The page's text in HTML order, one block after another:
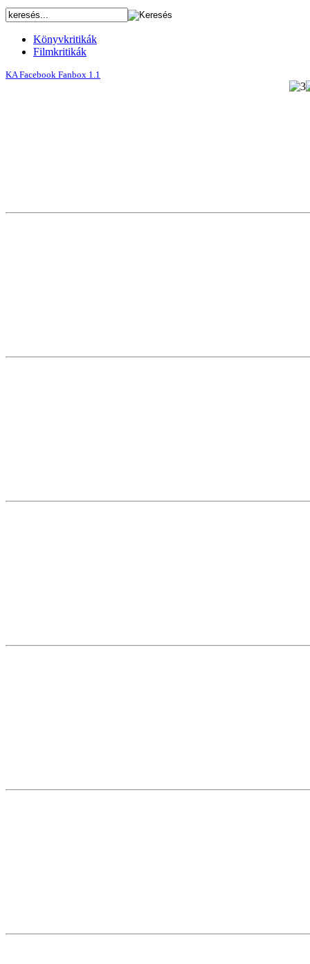
Könyvkritikák
Filmkritikák
KA Facebook Fanbox 1.1